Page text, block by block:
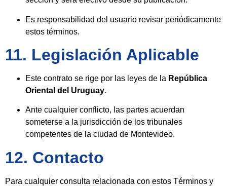
Es responsabilidad del usuario revisar periódicamente
estos términos.
11. Legislación Aplicable
Este contrato se rige por las leyes de la República
Oriental del Uruguay.
Ante cualquier conflicto, las partes acuerdan
someterse a la jurisdicción de los tribunales
competentes de la ciudad de Montevideo.
12. Contacto
Para cualquier consulta relacionada con estos Términos y